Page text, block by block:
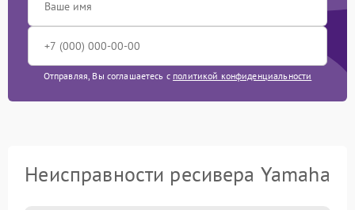
Отправляя, Вы соглашаетесь с политикой конфиденциальности
Неисправности ресивера Yamaha